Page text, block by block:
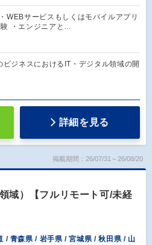
WEBサービスもしくはモバイルアプリ
・エンジニアと…
ビジネスにおけるIT・デジタル領域の開
詳細を見る
掲載期間：26/07/31～26/08/20
域）【フルリモート可/未経
/ 青森県 / 岩手県 / 宮城県 / 秋田県 / 山